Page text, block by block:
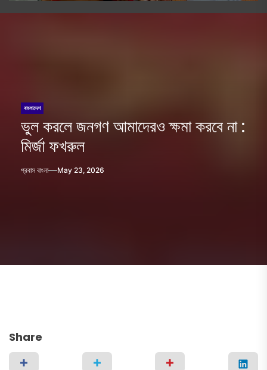
বাংলাদেশ
ভুল করলে জনগণ আমাদেরও ক্ষমা করবে না :
মির্জা ফখরুল
প্রবাস বাংলা May 23, 2026
Share